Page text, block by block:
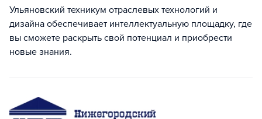
Ульяновский техникум отраслевых технологий и
дизайна обеспечивает интеллектуальную площадку, где
вы сможете раскрыть свой потенциал и приобрести
новые знания.